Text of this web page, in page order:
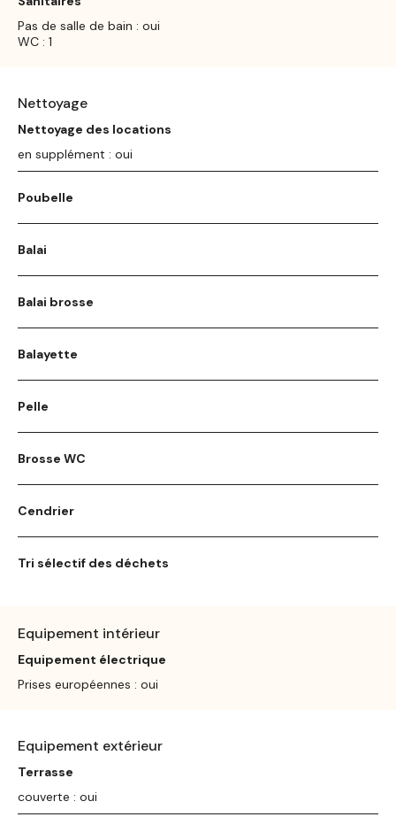
Pas de salle de bain : oui
WC : 1
Nettoyage
Nettoyage des locations
en supplément : oui
Poubelle
Balai
Balai brosse
Balayette
Pelle
Brosse WC
Cendrier
Tri sélectif des déchets
Equipement intérieur
Equipement électrique
Prises européennes : oui
Equipement extérieur
Terrasse
couverte : oui